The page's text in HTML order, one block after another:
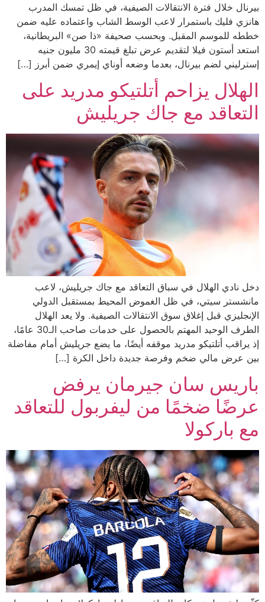
بيرنال خلال فترة الانتقالات الصيفية، في ظل تمسك المدرب
هانزي فليك باستمرار لاعب الوسط الشاب واعتماده عليه ضمن
خططه للموسم المقبل. وبحسب صحيفة «ذا صن» البريطانية،
استعد أستون فيلا لتقديم عرض تبلغ قيمته 30 مليون جنيه
إسترليني لضم بيرنال، بعدما وضعه أوناي إيمري ضمن أبرز […]
الهلال يزاحم أتلتيكو مدريد على
التعاقد مع جاك جريليش
دخل نادي الهلال في سباق التعاقد مع جاك جريليش، لاعب
مانشستر سيتي، في ظل الغموض المحيط بمستقبل الدولي
الإنجليزي قبل إغلاق سوق الانتقالات الصيفية. ولا يعد الهلال
الطرف الوحيد المهتم بالحصول على خدمات صاحب الـ30 عامًا،
إذ يراقب أتلتيكو مدريد موقفه أيضًا، ما يضع جريليش أمام مفاضلة
بين عرض مالي ضخم وفرصة جديدة داخل الكرة […]
باريس سان جيرمان يرفض
عرضًا ضخمًا من ليفربول للتعاقد
مع باركولا